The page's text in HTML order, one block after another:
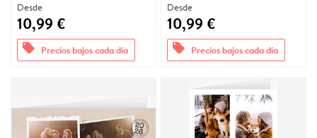
Desde
10,99 €
offers Precios bajos cada día
Desde
10,99 €
offers Precios bajos cada día